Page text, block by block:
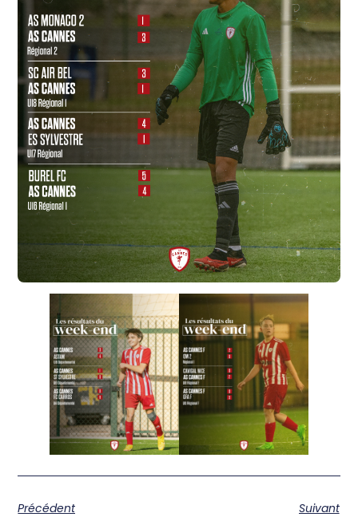
Précédent
Suivant